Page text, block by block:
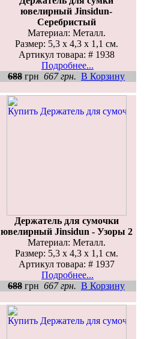
ювелирный Jinsidun-
Серебристый
Материал: Металл.
Размер: 5,3 x 4,3 x 1,1 см.
Артикул товара: # 1938
Подробнее...
688 грн 667 грн. В Корзину
Держатель для сумочки
ювелирный Jinsidun - Узоры 2
Материал: Металл.
Размер: 5,3 x 4,3 x 1,1 см.
Артикул товара: # 1937
Подробнее...
688 грн 667 грн. В Корзину